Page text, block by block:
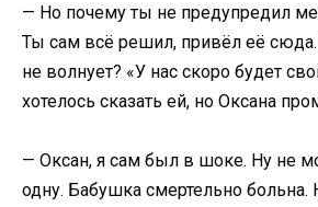
— Но почему ты не предупредил
Ты сам всё решил, привёл её
не волнует? «У нас скоро будет
хотелось сказать ей, но Оксана
— Оксан, я сам был в шоке. Ну не
одну. Бабушка смертельно